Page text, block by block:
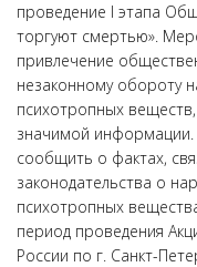
проведение I этапа
торгуют смертью».
привлечение
незаконному обороту
психотропных
значимой информации.
сообщить о фактах,
законодательства о
психотропных
период проведения
России по г. Санкт-